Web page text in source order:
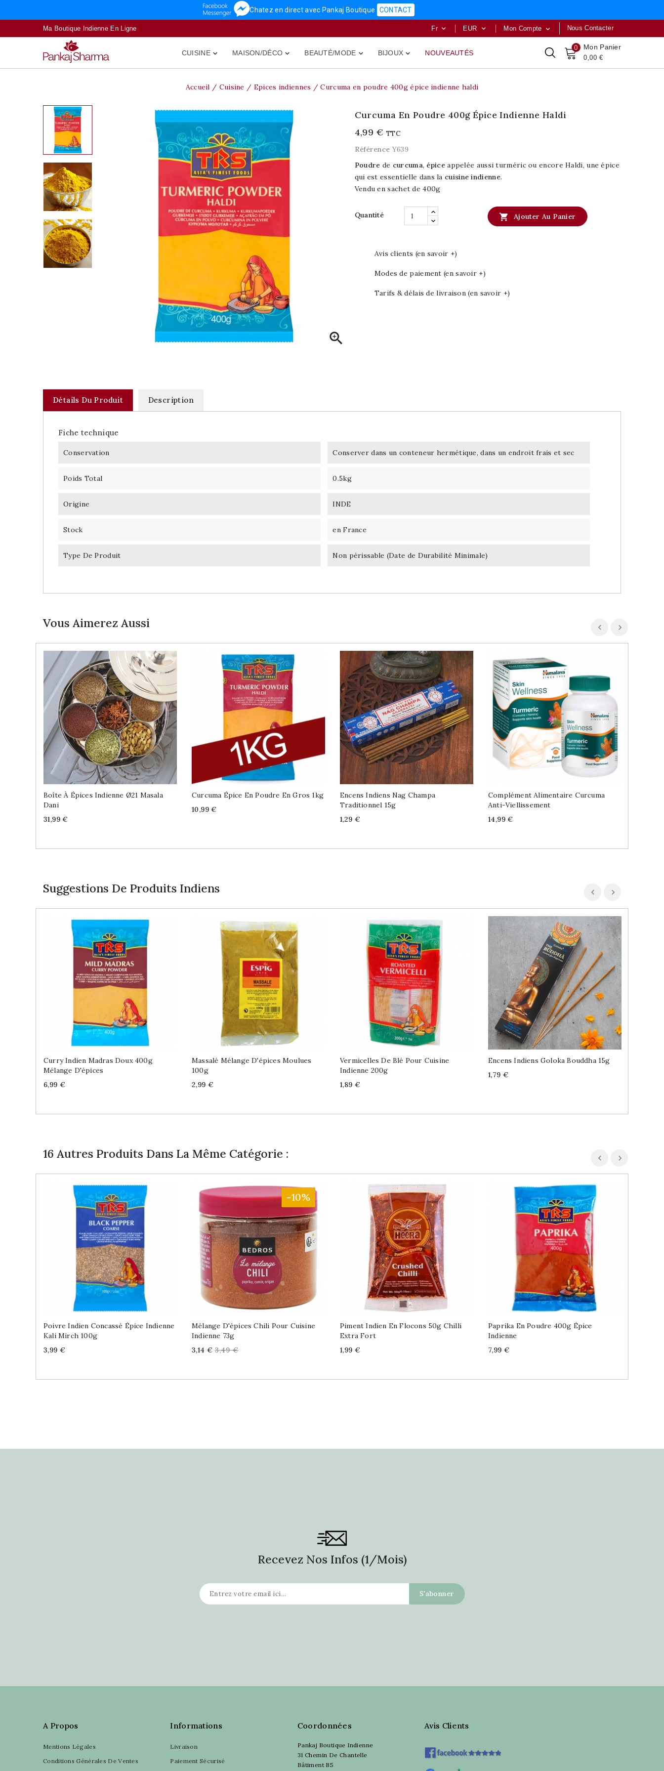
Chatez en direct avec Pankaj Boutique CONTACT
Ma Boutique Indienne En Ligne Nous Contacter
Mon Compte 
EUR 
Fr 
0 Mon Panier
0,00 €

CUISINE 
MAISON/DÉCO 
BEAUTÉ/MODE 
BIJOUX NOUVEAUTÉS
Accueil Cuisine Epices indiennes Curcuma en poudre 400g épice indienne haldi

Curcuma En Poudre 400g Épice Indienne Haldi
4,99 € TTC
Référence Y639
Poudre de curcuma, épiceappelée aussi turméric ou encore Haldi, une épice
qui est essentielle dans la cuisine indienne.
Vendu en sachet de 400g
Quantité  Ajouter Au Panier
Avis clients (en savoir +)
Modes de paiement (en savoir +)
Tarifs & délais de livraison (en savoir +)
Détails Du Produit Description
Fiche technique
Conservation Conserver dans un conteneur hermétique, dans un endroit frais et sec
Poids Total 0.5kg
Origine INDE
Stock en France
Type De Produit Non périssable (Date de Durabilité Minimale)
Vous Aimerez Aussi
Boîte À Épices Indienne Ø21 Masala
Dani
Price
31,99 €
Curcuma Épice En Poudre En Gros 1kg
Price
10,99 €
Encens Indiens Nag Champa
Traditionnel 15g
Price
1,29 €
Complément Alimentaire Curcuma
Anti-Viellissement
Price
14,99 €
Suggestions De Produits Indiens
Curry Indien Madras Doux 400g
Mélange D'épices
Price
6,99 €
Massalé Mélange D'épices Moulues
100g
Price
2,99 €
Vermicelles De Blé Pour Cuisine
Indienne 200g
Price
1,89 €
Encens Indiens Goloka Bouddha 15g
Price
1,79 €
16 Autres Produits Dans La Même Catégorie :
Poivre Indien Concassé Épice Indienne
Kali Mirch 100g
Price
3,99 €
-10%
Mélange D'épices Chili Pour Cuisine
Indienne 73g
Price
3,14 € Regular
3,49 €
Piment Indien En Flocons 50g Chilli
Extra Fort
Price
1,99 €
Paprika En Poudre 400g Épice
Indienne
Price
7,99 €
Recevez Nos Infos (1/mois)
A Propos
Mentions Légales
Conditions Générales De Ventes
Informations
Livraison
Paiement Sécurisé
Coordonnées
Pankaj Boutique Indienne
31 Chemin De Chantelle
Bâtiment B5
Avis Clients